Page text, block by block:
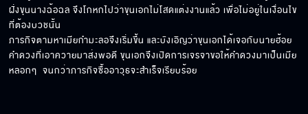
ฝั่งขุนนางฉ้อฉล จึงโกหกไปว่าขุนเอกไม่โสดแต่งงานแล้ว เพื่อไม่อยู่ในเงื่อนไข
ที่ต้องบวชนั้น
ภารกิจตามหาเมียกำมะลอจึงเริ่มขึ้น และบังเอิญว่าขุนเอกได้เจอกับนายฮ้อย
คำดวงที่เอาควายมาส่งพอดี ขุนเอกจึงเปิดการเจรจาขอให้คำดวงมาเป็นเมีย
หลอกๆ  จนกว่าภารกิจซื้ออาวุธจะสำเร็จเรียบร้อย